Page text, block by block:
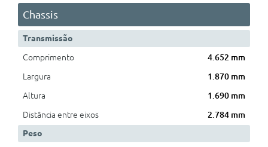
Chassis
Transmissão
Comprimento
4.652 mm
Largura
1.870 mm
Altura
1.690 mm
Distância entre eixos
2.784 mm
Peso